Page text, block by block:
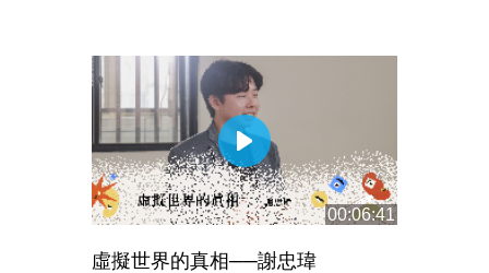
00:06:41
虛擬世界的真相──謝忠瑋